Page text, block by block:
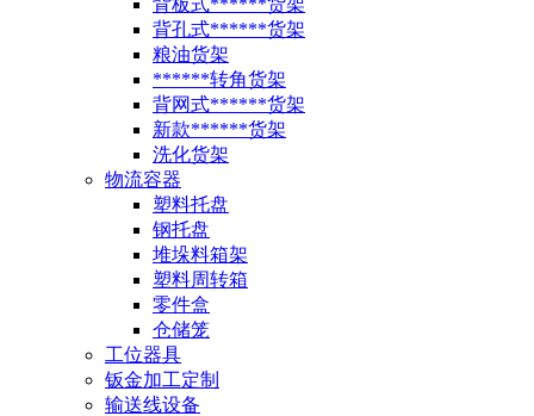
背板式******货架
背孔式******货架
粮油货架
******转角货架
背网式******货架
新款******货架
洗化货架
物流容器
塑料托盘
钢托盘
堆垛料箱架
塑料周转箱
零件盒
仓储笼
工位器具
钣金加工定制
输送线设备